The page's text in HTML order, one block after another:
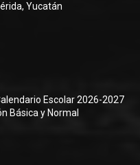
Yucatán
Escolar 2026-2027
Básica y Normal